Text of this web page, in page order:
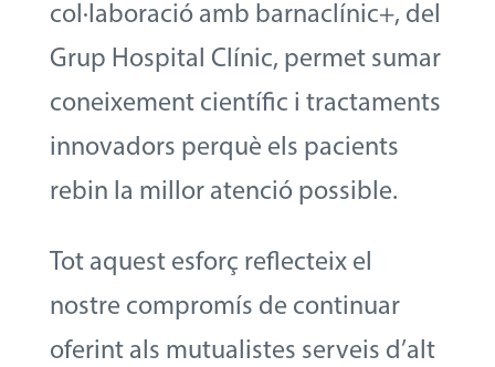
col·laboració amb barnaclínic+, del
Grup Hospital Clínic, permet sumar
coneixement científic i tractaments
innovadors perquè els pacients
rebin la millor atenció possible.
Tot aquest esforç reflecteix el
nostre compromís de continuar
oferint als mutualistes serveis d’alt